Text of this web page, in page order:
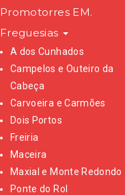
Promotorres EM.
Freguesias
A dos Cunhados
Campelos e Outeiro da
Cabeça
Carvoeira e Carmões
Dois Portos
Freiria
Maceira
Maxial e Monte Redondo
Ponte do Rol